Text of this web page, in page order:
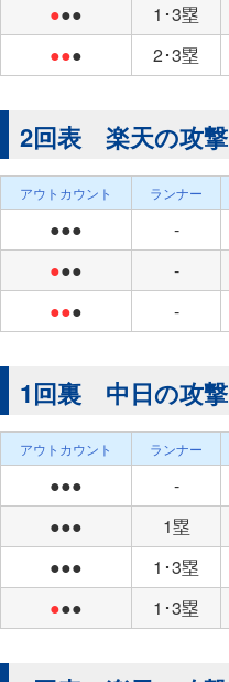
●●● 1･3塁
●●● 2･3塁
2回表 楽天の攻撃
アウトカウント ランナー
●●● -
●●● -
●●● -
1回裏 中日の攻撃
アウトカウント ランナー
●●● -
●●●
1塁
●●●
1･3塁
●●● 1･3塁